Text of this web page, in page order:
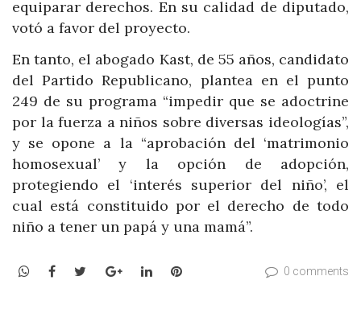
equiparar derechos. En su calidad de diputado,
votó a favor del proyecto.
En tanto, el abogado Kast, de 55 años, candidato
del Partido Republicano, plantea en el punto
249 de su programa “impedir que se adoctrine
por la fuerza a niños sobre diversas ideologías”,
y se opone a la “aprobación del ‘matrimonio
homosexual’ y la opción de adopción,
protegiendo el ‘interés superior del niño’, el
cual está constituido por el derecho de todo
niño a tener un papá y una mamá”.
WhatsApp
Facebook
TwitterGoogle+LinkedInPinterest 0 comments